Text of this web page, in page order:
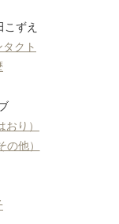
ずえ
タクト
り）
他）